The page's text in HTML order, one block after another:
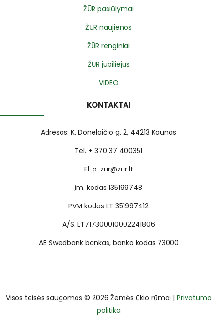
ŽŪR pasiūlymai
ŽŪR naujienos
ŽŪR renginiai
ŽŪR jubiliejus
VIDEO
KONTAKTAI
Adresas: K. Donelaičio g. 2, 44213 Kaunas
Tel. + 370 37 400351
El. p. zur@zur.lt
Įm. kodas 135199748
PVM kodas LT 351997412
A/S. LT717300010002241806
AB Swedbank bankas, banko kodas 73000
Visos teisės saugomos © 2026 Žemės ūkio rūmai | Privatumo
politika